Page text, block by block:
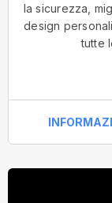
la sicurezza,
design
tutte